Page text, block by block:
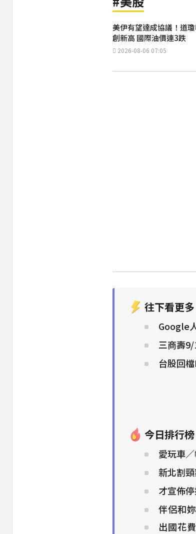
美伊有望達成協議！道
創新高 國際油價連3跌
2026-08-06 07:05
往下看更多
Google
三商壽9/
台股回
今日排行榜
愛玩車
新北割
才宣佈
伴侶和
出國花